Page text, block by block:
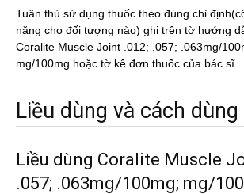
Tuân thủ sử dụng thuốc theo đúng chỉ
năng cho đối tượng nào) ghi trên tờ hướng
Coralite Muscle Joint .012; .057; .063mg/
mg/100mg hoặc tờ kê đơn thuốc của bác sĩ.
Liều dùng và cách dùng
Liều dùng Coralite Muscle
.057; .063mg/100mg; mg/